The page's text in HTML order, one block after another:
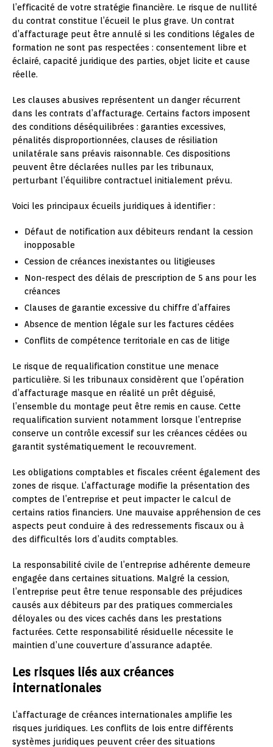
l’efficacité de votre stratégie financière. Le risque de nullité
du contrat constitue l’écueil le plus grave. Un contrat
d’affacturage peut être annulé si les conditions légales de
formation ne sont pas respectées : consentement libre et
éclairé, capacité juridique des parties, objet licite et cause
réelle.
Les clauses abusives représentent un danger récurrent
dans les contrats d’affacturage. Certains factors imposent
des conditions déséquilibrées : garanties excessives,
pénalités disproportionnées, clauses de résiliation
unilatérale sans préavis raisonnable. Ces dispositions
peuvent être déclarées nulles par les tribunaux,
perturbant l’équilibre contractuel initialement prévu.
Voici les principaux écueils juridiques à identifier :
Défaut de notification aux débiteurs rendant la cession
inopposable
Cession de créances inexistantes ou litigieuses
Non-respect des délais de prescription de 5 ans pour les
créances
Clauses de garantie excessive du chiffre d’affaires
Absence de mention légale sur les factures cédées
Conflits de compétence territoriale en cas de litige
Le risque de requalification constitue une menace
particulière. Si les tribunaux considèrent que l’opération
d’affacturage masque en réalité un prêt déguisé,
l’ensemble du montage peut être remis en cause. Cette
requalification survient notamment lorsque l’entreprise
conserve un contrôle excessif sur les créances cédées ou
garantit systématiquement le recouvrement.
Les obligations comptables et fiscales créent également des
zones de risque. L’affacturage modifie la présentation des
comptes de l’entreprise et peut impacter le calcul de
certains ratios financiers. Une mauvaise appréhension de ces
aspects peut conduire à des redressements fiscaux ou à
des difficultés lors d’audits comptables.
La responsabilité civile de l’entreprise adhérente demeure
engagée dans certaines situations. Malgré la cession,
l’entreprise peut être tenue responsable des préjudices
causés aux débiteurs par des pratiques commerciales
déloyales ou des vices cachés dans les prestations
facturées. Cette responsabilité résiduelle nécessite le
maintien d’une couverture d’assurance adaptée.
Les risques liés aux créances
internationales
L’affacturage de créances internationales amplifie les
risques juridiques. Les conflits de lois entre différents
systèmes juridiques peuvent créer des situations